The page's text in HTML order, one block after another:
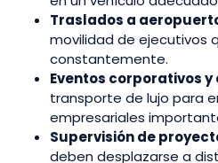
Traslados a
movilidad de ejecutivos
constantemente.
Eventos corporativos
transporte de lujo para
empresariales
Supervisión de
deben desplazarse a